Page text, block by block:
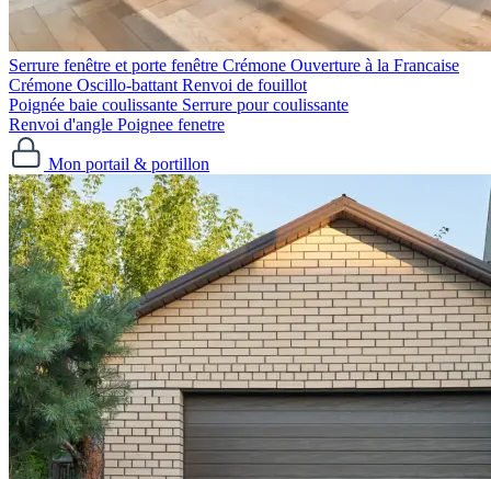
Serrure fenêtre et porte fenêtre Crémone Ouverture à la Francaise
Crémone Oscillo-battant Renvoi de fouillot
Poignée baie coulissante Serrure pour coulissante
Renvoi d'angle Poignee fenetre
Mon portail & portillon